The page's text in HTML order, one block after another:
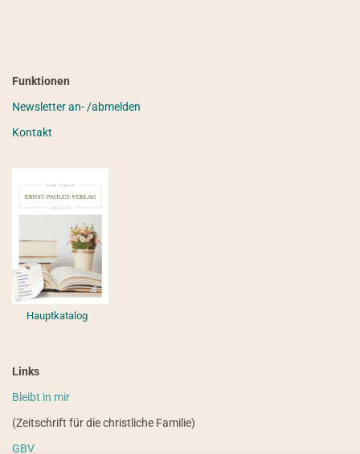
Funktionen
Newsletter an- /abmelden
Kontakt
Hauptkatalog
Links
Bleibt in mir
(Zeitschrift für die christliche Familie)
GBV